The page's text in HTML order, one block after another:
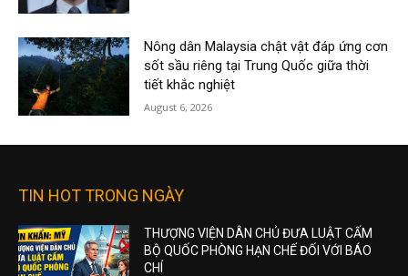
Nông dân Malaysia chật vật đáp ứng cơn
sốt sầu riêng tại Trung Quốc giữa thời
tiết khắc nghiệt
August 6, 2026
TIN HOT TRONG NGÀY
THƯỢNG VIỆN DÂN CHỦ ĐƯA LUẬT CẤM
BỘ QUỐC PHÒNG HẠN CHẾ ĐỐI VỚI BÁO
CHÍ